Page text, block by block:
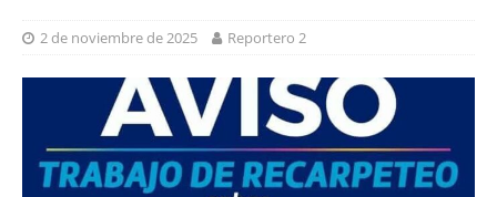
2 de noviembre de 2025 Reportero 2